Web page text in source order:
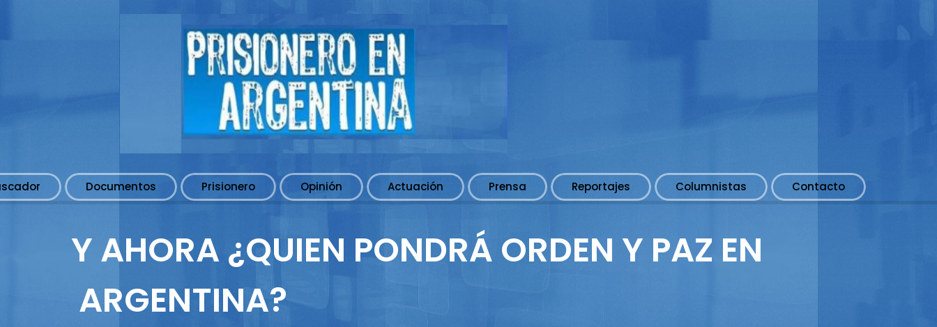
Documentos Prisionero Opinión Actuación Prensa Reportajes Columnistas Contacto
Y AHORA ¿QUIEN PONDRÁ ORDEN Y PAZ EN
ARGENTINA?